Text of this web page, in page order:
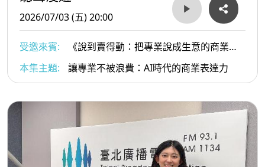
2026/07/03 (五) 20:00
受邀來賓:
《說到賣得動：把專業說成生意的商業表
達力》作者、商業表達力教練 竺宥璋（小竺）
本集主題: 讓專業不被浪費：AI時代的商業表達力